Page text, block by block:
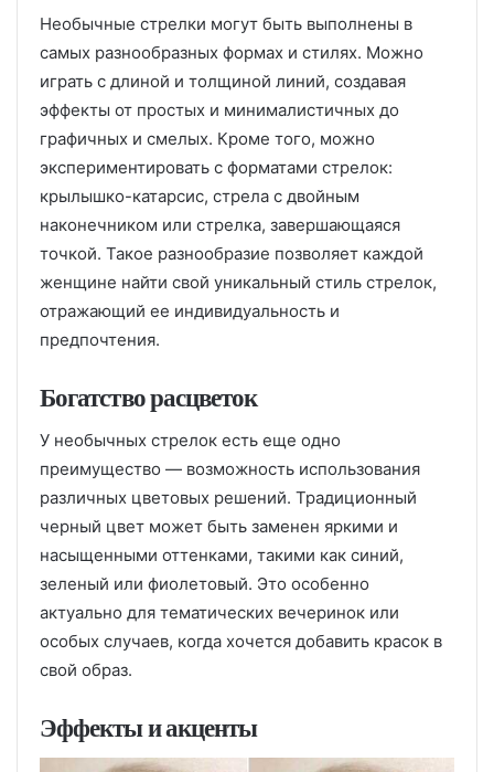
Необычные стрелки могут быть выполнены в
самых разнообразных формах и стилях. Можно
играть с длиной и толщиной линий, создавая
эффекты от простых и минималистичных до
графичных и смелых. Кроме того, можно
экспериментировать с форматами стрелок:
крылышко-катарсис, стрела с двойным
наконечником или стрелка, завершающаяся
точкой. Такое разнообразие позволяет каждой
женщине найти свой уникальный стиль стрелок,
отражающий ее индивидуальность и
предпочтения.
Богатство расцветок
У необычных стрелок есть еще одно
преимущество — возможность использования
различных цветовых решений. Традиционный
черный цвет может быть заменен яркими и
насыщенными оттенками, такими как синий,
зеленый или фиолетовый. Это особенно
актуально для тематических вечеринок или
особых случаев, когда хочется добавить красок в
свой образ.
Эффекты и акценты